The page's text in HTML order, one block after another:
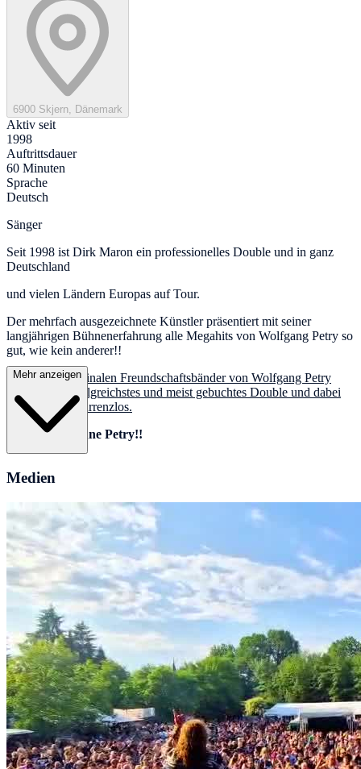
6900 Skjern, Dänemark
Aktiv seit
1998
Auftrittsdauer
60 Minuten
Sprache
Deutsch
Sänger
Seit 1998 ist Dirk Maron ein professionelles Double und in ganz
Deutschland
und vielen Ländern Europas auf Tour.
Der mehrfach ausgezeichnete Künstler präsentiert mit seiner
langjährigen Bühnenerfahrung alle Megahits von Wolfgang Petry so
gut, wie kein anderer!!
Er trägt die originalen Freundschaftsbänder von Wolfgang Petry
und ist sein erfolgreichstes und meist gebuchtes Double und dabei
qualitativ konkurrenzlos.
Keine Party ohne Petry!!
Mehr anzeigen
Medien